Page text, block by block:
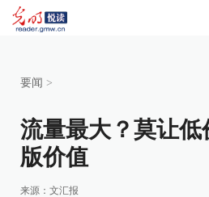
要闻 >
流量最大？莫让低
版价值
来源： 文汇报